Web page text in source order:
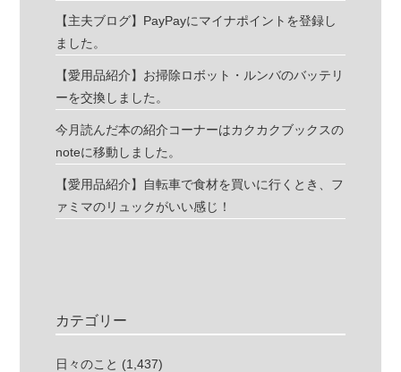
【主夫ブログ】PayPayにマイナポイントを登録し
ました。
【愛用品紹介】お掃除ロボット・ルンバのバッテリ
ーを交換しました。
今月読んだ本の紹介コーナーはカクカクブックスの
noteに移動しました。
【愛用品紹介】自転車で食材を買いに行くとき、フ
ァミマのリュックがいい感じ！
カテゴリー
日々のこと (1,437)